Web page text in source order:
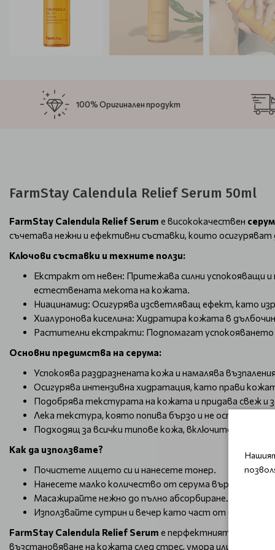
100% Оригинален продукт
FarmStay Calendula Relief Serum 50ml
FarmStay Calendula Relief Serum е висококачествен
съчетава нежни и ефективни съставки, които
Ключови съставки и техните ползи:
Екстракт от невен: Притежава силни успокояващи и
естествената мекота на кожата.
Ниацинамид: Осигурява изсветляващ ефект, като
Хиалуронова киселина: Хидратира кожата в
Растителни екстракти: Подпомагат
Основни предимства на серума:
Успокоява раздразнената кожа и намалява
Осигурява интензивна хидратация, като прави
Подобрява текстурата на кожата и придава свеж и
Лека текстура, която попива бързо и не оставя
Подходящ за всички типове кожа, включително
Как да използвате?
Почистете лицето си и нанесете тонер.
Нанесете малко количество от серума върху
Масажирайте нежно до пълно абсорбиране.
Използвайте сутрин и вечер като част от
FarmStay Calendula Relief Serum е перфектният избор за
възстановяване на кожата след стрес, умора или външни